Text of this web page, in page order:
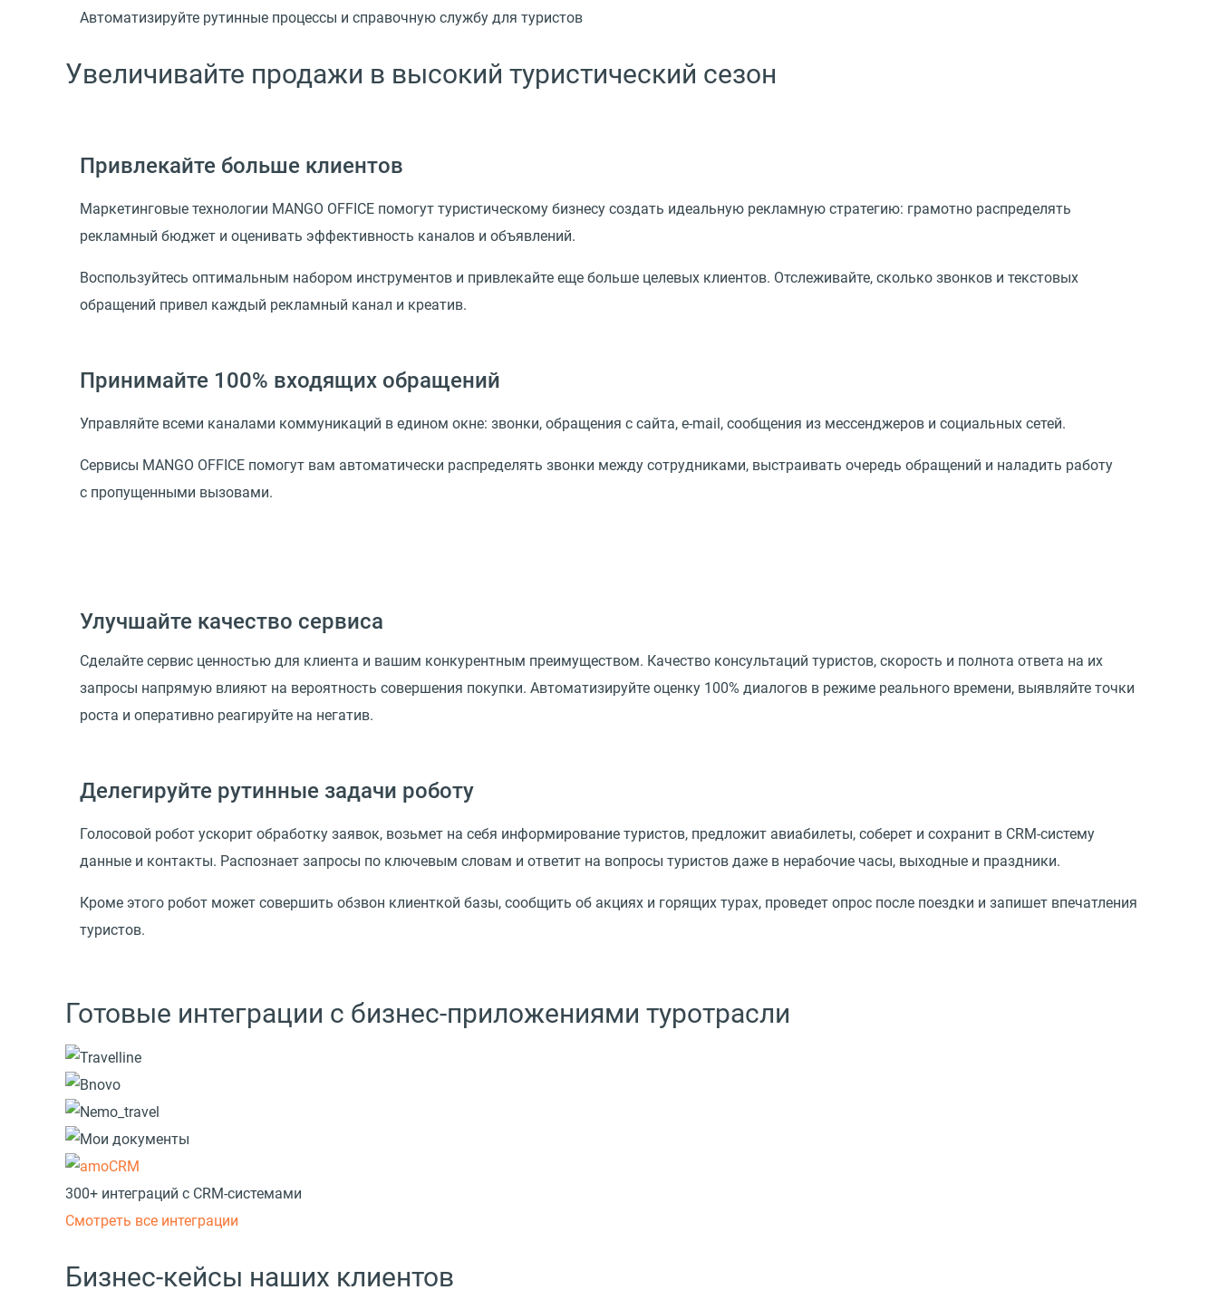
Автоматизируйте рутинные процессы и справочную службу для туристов
Увеличивайте продажи в высокий туристический сезон
Привлекайте больше клиентов
Маркетинговые технологии MANGO OFFICE помогут туристическому бизнесу создать идеальную рекламную стратегию: грамотно распределять
рекламный бюджет и оценивать эффективность каналов и объявлений.
Воспользуйтесь оптимальным набором инструментов и привлекайте еще больше целевых клиентов. Отслеживайте, сколько звонков и текстовых
обращений привел каждый рекламный канал и креатив.
Принимайте 100% входящих обращений
Управляйте всеми каналами коммуникаций в едином окне: звонки, обращения с сайта, e-mail, сообщения из мессенджеров и социальных сетей.
Сервисы MANGO OFFICE помогут вам автоматически распределять звонки между сотрудниками, выстраивать очередь обращений и наладить работу
с пропущенными вызовами.
Улучшайте качество сервиса
Сделайте сервис ценностью для клиента и вашим конкурентным преимуществом. Качество консультаций туристов, скорость и полнота ответа на их
запросы напрямую влияют на вероятность совершения покупки. Автоматизируйте оценку 100% диалогов в режиме реального времени, выявляйте точки
роста и оперативно реагируйте на негатив.
Делегируйте рутинные задачи роботу
Голосовой робот ускорит обработку заявок, возьмет на себя информирование туристов, предложит авиабилеты, соберет и сохранит в CRM-систему
данные и контакты. Распознает запросы по ключевым словам и ответит на вопросы туристов даже в нерабочие часы, выходные и праздники.
Кроме этого робот может совершить обзвон клиенткой базы, сообщить об акциях и горящих турах, проведет опрос после поездки и запишет впечатления
туристов.
Готовые интеграции с бизнес-приложениями туротрасли
300+ интеграций с CRM-системами
Смотреть все интеграции
Бизнес-кейсы наших клиентов